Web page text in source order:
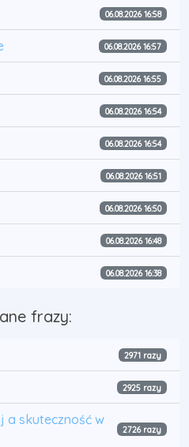
06.08.2026 16:58
06.08.2026 16:57
06.08.2026 16:55
06.08.2026 16:54
06.08.2026 16:54
06.08.2026 16:51
06.08.2026 16:50
06.08.2026 16:48
06.08.2026 16:38
frazy:
2971 razy
2925 razy
a skuteczność w
2726 razy